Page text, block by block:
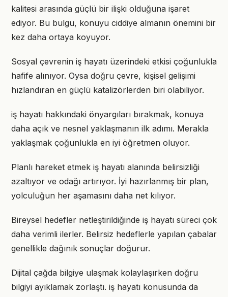
kalitesi arasında güçlü bir ilişki olduğuna işaret
ediyor. Bu bulgu, konuyu ciddiye almanın önemini bir
kez daha ortaya koyuyor.
Sosyal çevrenin iş hayatı üzerindeki etkisi çoğunlukla
hafife alınıyor. Oysa doğru çevre, kişisel gelişimi
hızlandıran en güçlü katalizörlerden biri olabiliyor.
iş hayatı hakkındaki önyargıları bırakmak, konuya
daha açık ve nesnel yaklaşmanın ilk adımı. Merakla
yaklaşmak çoğunlukla en iyi öğretmen oluyor.
Planlı hareket etmek iş hayatı alanında belirsizliği
azaltıyor ve odağı artırıyor. İyi hazırlanmış bir plan,
yolculuğun her aşamasını daha net kılıyor.
Bireysel hedefler netleştirildiğinde iş hayatı süreci çok
daha verimli ilerler. Belirsiz hedeflerle yapılan çabalar
genellikle dağınık sonuçlar doğurur.
Dijital çağda bilgiye ulaşmak kolaylaşırken doğru
bilgiyi ayıklamak zorlaştı. iş hayatı konusunda da